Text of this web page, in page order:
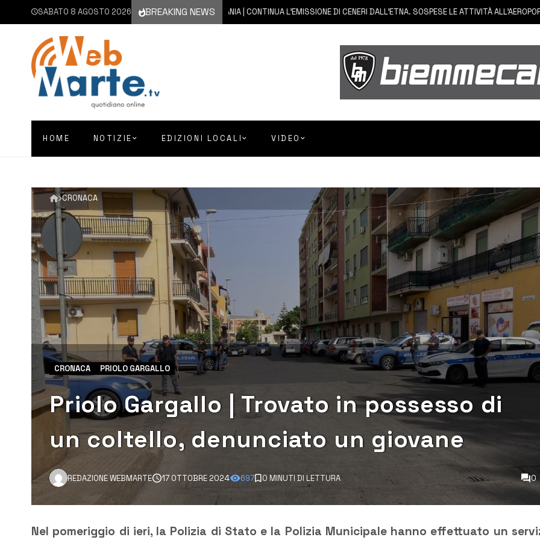
SABATO 8 AGOSTO 2026 BREAKING NEWS
8 AGOSTO 2026 CATANIA | CONTINUA L’EMISSIONE DI CENERI DALL’ETNA. SOSPESE LE ATTIVITÀ ALL’AEROPORTO DI
HOME NOTIZIE EDIZIONI LOCALI VIDEO
CRONACA
CRONACA PRIOLO GARGALLO
Priolo Gargallo | Trovato in possesso di
un coltello, denunciato un giovane
REDAZIONE WEBMARTE 17 OTTOBRE 2024 697 0 MINUTI DI LETTURA 0
Nel pomeriggio di ieri, la Polizia di Stato e la Polizia Municipale hanno effettuato un